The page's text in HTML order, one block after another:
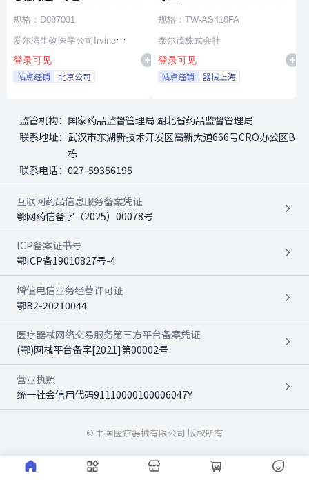
规格：D087031
爱尔湾生物医学公司Irvine
Biomedical,Inc. a St. Jude
Medical Company
登录可见
站点经销 北京公司
规格：TW-AS418FA
泰尔茂株式会社
登录可见
站点经销 器械上海
监管机构： 国家药品监督管理局 湖北省药品监督管理局
联系地址： 武汉市东湖新技术开发区高新大道666号CRO办公区B
栋
联系电话： 027-59356195
互联网药品信息服务备案凭证
鄂网药信备字（2025）00078号
ICP备案证书号
鄂ICP备19010827号-4
增值电信业务经营许可证
鄂B2-20210044
医疗器械网络交易服务第三方平台备案凭证
(鄂)网械平台备字[2021]第00002号
营业执照
统一社会信用代码91110000100006047Y
© 中国医疗器械有限公司 版权所有